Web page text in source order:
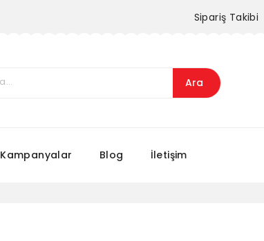
Sipariş Takibi
Ara
Kampanyalar Blog İletişim